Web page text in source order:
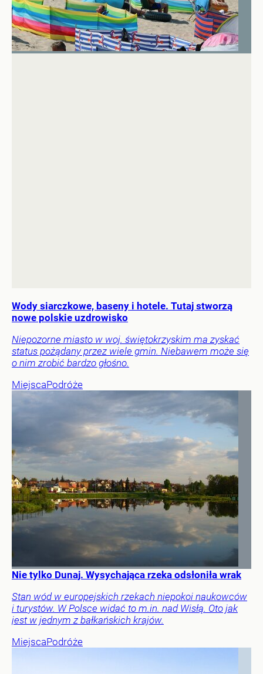
Wody siarczkowe, baseny i hotele. Tutaj stworzą
nowe polskie uzdrowisko
Niepozorne miasto w woj. świętokrzyskim ma zyskać
status pożądany przez wiele gmin. Niebawem może się
o nim zrobić bardzo głośno.
MiejscaPodróże
Nie tylko Dunaj. Wysychająca rzeka odsłoniła wrak
Stan wód w europejskich rzekach niepokoi naukowców
i turystów. W Polsce widać to m.in. nad Wisłą. Oto jak
jest w jednym z bałkańskich krajów.
MiejscaPodróże